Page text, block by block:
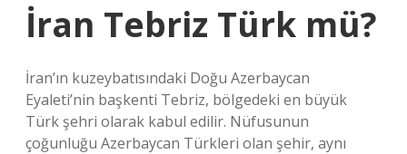
İran Tebriz Türk mü?
İran’ın kuzeybatısındaki Doğu Azerbaycan
Eyaleti’nin başkenti Tebriz, bölgedeki en büyük
Türk şehri olarak kabul edilir. Nüfusunun
çoğunluğu Azerbaycan Türkleri olan şehir, aynı